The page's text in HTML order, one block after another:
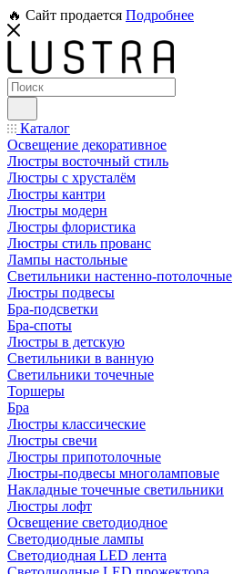
🔥 Сайт продается Подробнее
Каталог
Освещение декоративное
Люстры восточный стиль
Люстры с хрусталём
Люстры кантри
Люстры модерн
Люстры флористика
Люстры стиль прованс
Лампы настольные
Светильники настенно-потолочные
Люстры подвесы
Бра-подсветки
Бра-споты
Люстры в детскую
Светильники в ванную
Светильники точечные
Торшеры
Бра
Люстры классические
Люстры свечи
Люстры припотолочные
Люстры-подвесы многоламповые
Накладные точечные светильники
Люстры лофт
Освещение светодиодное
Светодиодные лампы
Светодиодная LED лента